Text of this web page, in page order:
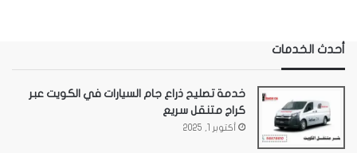
أحدث الخدمات
خدمة تصليح ذراع جام السيارات في الكويت عبر
كراج متنقل سريع
أكتوبر 1, 2025